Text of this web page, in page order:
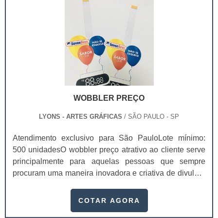
WOBBLER PREÇO
LYONS - ARTES GRÁFICAS / SÃO PAULO - SP
Atendimento exclusivo para São PauloLote mínimo:
500 unidadesO wobbler preço atrativo ao cliente serve
principalmente para aquelas pessoas que sempre
procuram uma maneira inovadora e criativa de divulgar
endomarketing, por exemplo, e dá um toque totalmente
COTAR AGORA